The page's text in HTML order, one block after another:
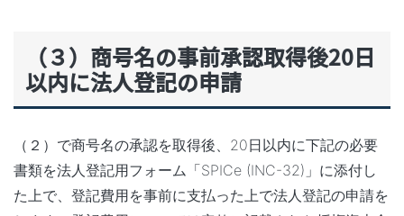
（３）商号名の事前承認取得後20日
以内に法人登記の申請
（２）で商号名の承認を取得後、20日以内に下記の必要
書類を法人登記用フォーム「SPICe (INC-32)」に添付し
た上で、登記費用を事前に支払った上で法人登記の申請を